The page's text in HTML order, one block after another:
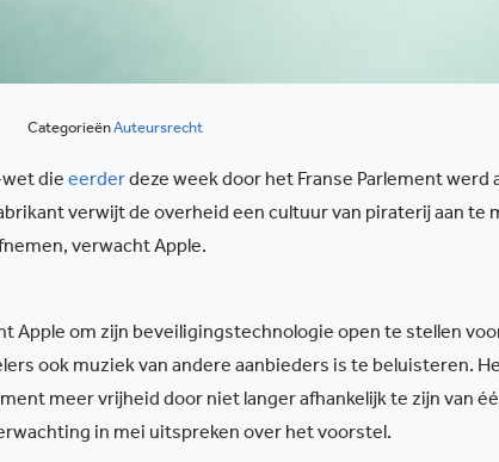
CategorieënAuteursrecht
die eerderdeze week door het Franse Parlement werd
verwijt de overheid een cultuur van piraterij aan te
verwacht Apple.
Apple om zijn beveiligingstechnologie open te stellen
ook muziek van andere aanbieders is te beluisteren.
meer vrijheid door niet langer afhankelijk te zijn van
in mei uitspreken over het voorstel.